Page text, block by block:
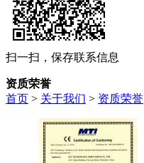
扫一扫，保存联系信息
资质荣誉
首页 > 关于我们 > 资质荣誉